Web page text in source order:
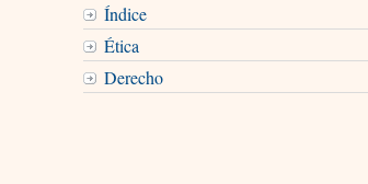
Índice
Ética
Derecho